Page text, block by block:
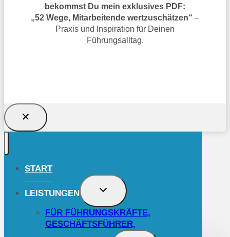
bekommst Du mein exklusives PDF:
„52 Wege, Mitarbeitende wertzuschätzen“ –
Praxis und Inspiration für Deinen
Führungsalltag.
START
LEISTUNGEN
UNTERMENÜ
UMSCHALTEN
FÜR FÜHRUNGSKRÄFTE,
GESCHÄFTSFÜHRER,